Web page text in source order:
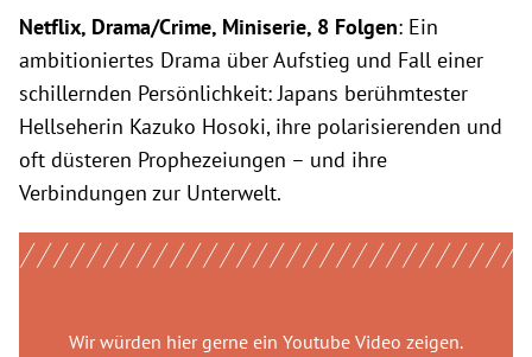
Netflix, Drama/Crime, Miniserie, 8 Folgen: Ein
ambitioniertes Drama über Aufstieg und Fall einer
schillernden Persönlichkeit: Japans berühmtester
Hellseherin Kazuko Hosoki, ihre polarisierenden und
oft düsteren Prophezeiungen – und ihre
Verbindungen zur Unterwelt.
Wir würden hier gerne ein Youtube Video zeigen.